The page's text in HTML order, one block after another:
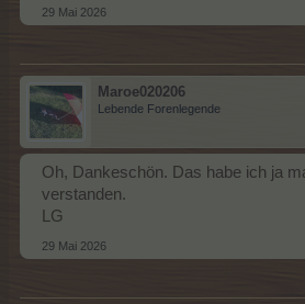
29 Mai 2026
Maroe020206
Lebende Forenlegende
Oh, Dankeschön. Das habe ich ja
verstanden.
LG
29 Mai 2026